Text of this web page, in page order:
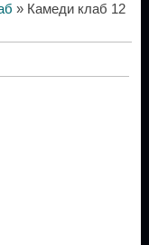
» Камеди клаб 12